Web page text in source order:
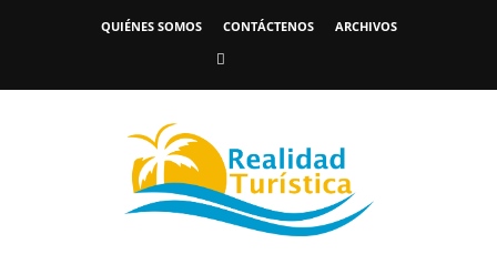
QUIÉNES SOMOS CONTÁCTENOS ARCHIVOS